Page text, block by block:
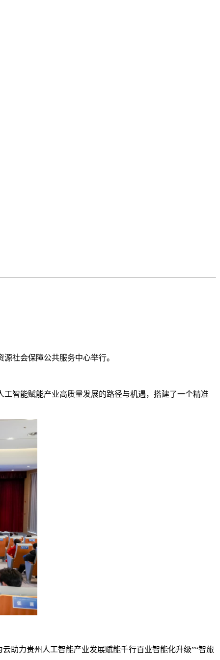
社会保障公共服务中心举行。
智能赋能产业高质量发展的路径与机遇，搭建了一个精准
力贵州人工智能产业发展赋能千行百业智能化升级”“智旅